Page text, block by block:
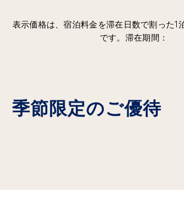
表示価格は、宿泊料金を滞在日数で割った1
です。滞在期間：
季節限定のご優待